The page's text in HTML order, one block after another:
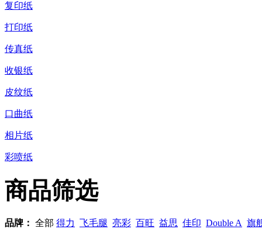
复印纸
打印纸
传真纸
收银纸
皮纹纸
口曲纸
相片纸
彩喷纸
商品筛选
品牌： 全部 得力 飞毛腿 亮彩 百旺 益思 佳印 Double A 旗